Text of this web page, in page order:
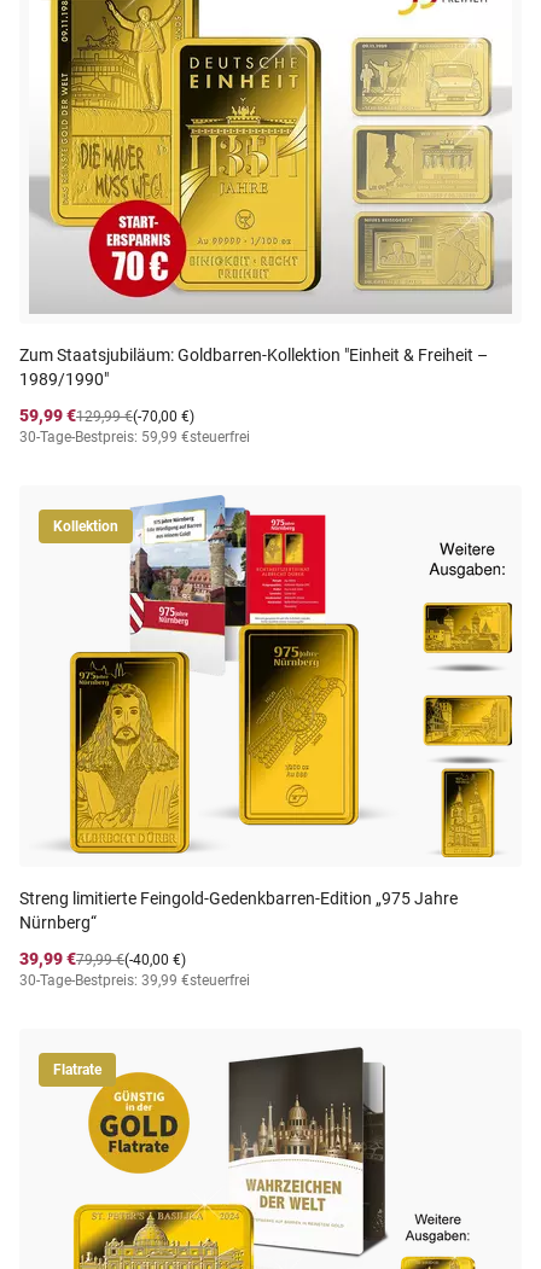
Zum Staatsjubiläum: Goldbarren-Kollektion "Einheit & Freiheit –
1989/1990"
59,99 €
(-70,00 €)
129,99 €
30-Tage-Bestpreis: 59,99 €steuerfrei
Kollektion
Streng limitierte Feingold-Gedenkbarren-Edition „975 Jahre
Nürnberg“
39,99 €
(-40,00 €)
79,99 €
30-Tage-Bestpreis: 39,99 €steuerfrei
Flatrate